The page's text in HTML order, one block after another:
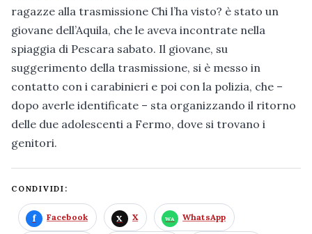
ragazze alla trasmissione Chi l’ha visto? è stato un
giovane dell’Aquila, che le aveva incontrate nella
spiaggia di Pescara sabato. Il giovane, su
suggerimento della trasmissione, si è messo in
contatto con i carabinieri e poi con la polizia, che –
dopo averle identificate – sta organizzando il ritorno
delle due adolescenti a Fermo, dove si trovano i
genitori.
CONDIVIDI:
Facebook X WhatsApp